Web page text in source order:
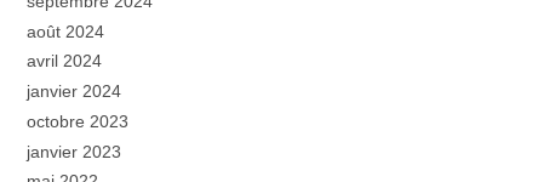
août 2024
avril 2024
janvier 2024
octobre 2023
janvier 2023